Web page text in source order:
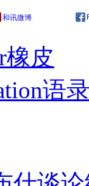
和讯微博
橡皮
语